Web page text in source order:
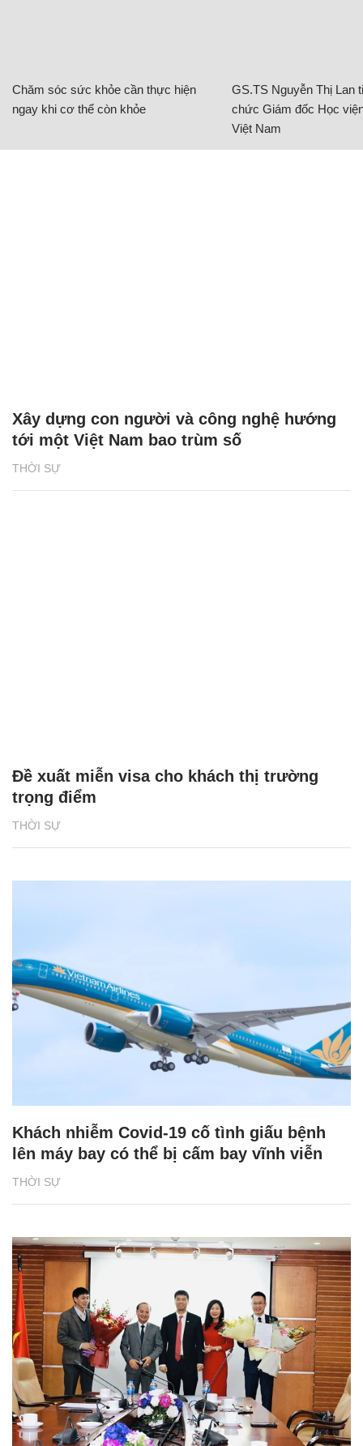
Chăm sóc sức khỏe cần thực hiện
ngay khi cơ thể còn khỏe
GS.TS Nguyễn Thị Lan
chức Giám đốc Học
Việt Nam
THỜI SỰ
Xây dựng con người và công nghệ hướng
tới một Việt Nam bao trùm số
THỜI SỰ
Đề xuất miễn visa cho khách thị trường
trọng điểm
THỜI SỰ
Khách nhiễm Covid-19 cố tình giấu bệnh
lên máy bay có thể bị cấm bay vĩnh viễn